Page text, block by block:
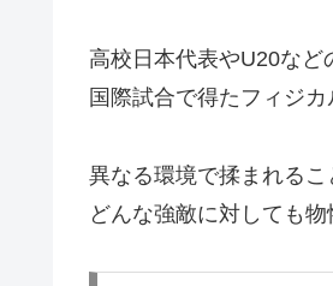
高校日本代表やU20など
国際試合で得たフィジ
異なる環境で揉まれるこ
どんな強敵に対しても